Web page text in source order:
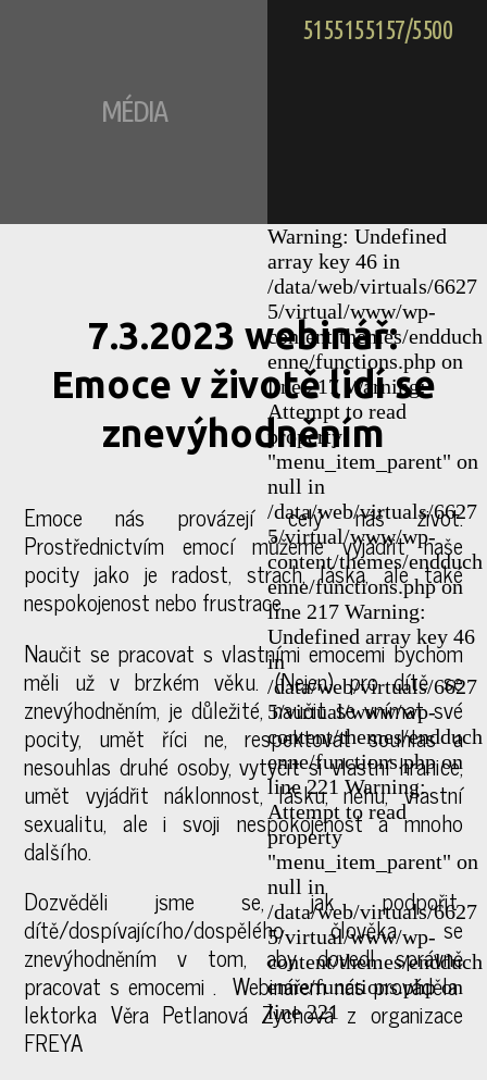
Warning: Undefined
array key 46 in
/data/web/virtuals/6627
5/virtual/www/wp-
content/themes/endduch
enne/functions.php on
line 217 Warning:
Attempt to read
property
"menu_item_parent" on
null in
/data/web/virtuals/6627
5/virtual/www/wp-
content/themes/endduch
enne/functions.php on
line 217 Warning:
Undefined array key 46
in
/data/web/virtuals/6627
5/virtual/www/wp-
content/themes/endduch
enne/functions.php on
line 221 Warning:
Attempt to read
property
"menu_item_parent" on
null in
/data/web/virtuals/6627
5/virtual/www/wp-
content/themes/endduch
enne/functions.php on
line 221
MÉDIA
5155155157/5500
7.3.2023 webinář:
Emoce v životě lidí se
znevýhodněním
Emoce nás provázejí celý náš život.
Prostřednictvím emocí můžeme vyjádřit naše
pocity jako je radost, strach, láska, ale také
nespokojenost nebo frustrace.
Naučit se pracovat s vlastními emocemi bychom
měli už v brzkém věku. (Nejen) pro dítě se
znevýhodněním, je důležité, naučit se vnímat své
pocity, umět říci ne, respektovat souhlas a
nesouhlas druhé osoby, vytyčit si vlastní hranice,
umět vyjádřit náklonnost, lásku, něhu, vlastní
sexualitu, ale i svoji nespokojenost a mnoho
dalšího.
Dozvěděli jsme se, jak podpořit
dítě/dospívajícího/dospělého člověka se
znevýhodněním v tom, aby dovedl správně
pracovat s emocemi . Webinářem nás prováděla
lektorka Věra Petlanová Zychová z organizace
FREYA